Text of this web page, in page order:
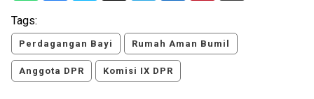
Tags:
Perdagangan Bayi Rumah Aman Bumil
Anggota DPR Komisi IX DPR